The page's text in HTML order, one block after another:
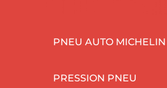
PNEU AUTO MICHELIN
PRESSION PNEU